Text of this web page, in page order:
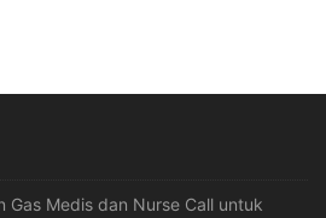
Gas Medis dan Nurse Call untuk